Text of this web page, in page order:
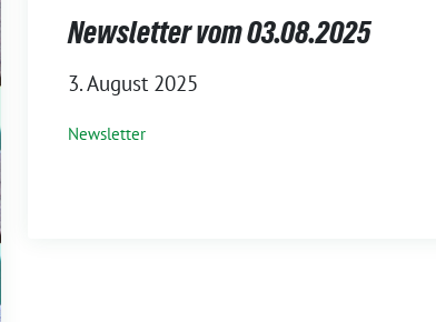
Newsletter vom 03.08.2025
3. August 2025
Newsletter